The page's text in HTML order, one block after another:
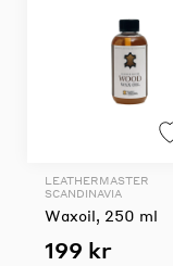
LEATHERMASTER
SCANDINAVIA
Waxoil, 250 ml
199 kr